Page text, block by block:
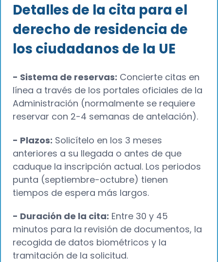
Detalles de la cita para el
derecho de residencia de
los ciudadanos de la UE
- Sistema de reservas: Concierte citas en
línea a través de los portales oficiales de la
Administración (normalmente se requiere
reservar con 2-4 semanas de antelación).
- Plazos: Solicítelo en los 3 meses
anteriores a su llegada o antes de que
caduque la inscripción actual. Los periodos
punta (septiembre-octubre) tienen
tiempos de espera más largos.
- Duración de la cita: Entre 30 y 45
minutos para la revisión de documentos, la
recogida de datos biométricos y la
tramitación de la solicitud.